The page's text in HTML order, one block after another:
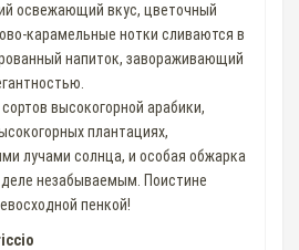
освежающий вкус, цветочный
карамельные нотки сливаются в
напиток, завораживающий
высокогорной арабики,
плантациях,
лучами солнца, и особая обжарка
незабываемым. Поистине
пенкой!